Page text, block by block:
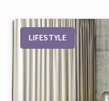
LIFESTYLE